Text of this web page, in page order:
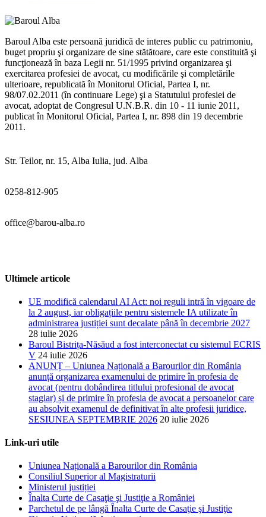
Baroul Alba este persoană juridică de interes public cu patrimoniu,
buget propriu şi organizare de sine stătătoare, care este constituită şi
funcţionează în baza Legii nr. 51/1995 privind organizarea şi
exercitarea profesiei de avocat, cu modificările şi completările
ulterioare, republicată în Monitorul Oficial, Partea I, nr.
98/07.02.2011 (în continuare Lege) şi a Statutului profesiei de
avocat, adoptat de Congresul U.N.B.R. din 10 - 11 iunie 2011,
publicat în Monitorul Oficial, Partea I, nr. 898 din 19 decembrie
2011.
Str. Teilor, nr. 15, Alba Iulia, jud. Alba
0258-812-905
office@barou-alba.ro
Ultimele articole
UE modifică calendarul AI Act: noi reguli intră în vigoare de
la 2 august, iar obligațiile pentru sistemele IA utilizate în
administrarea justiției sunt decalate până în decembrie 2027
28 iulie 2026
Baroul Bistrița-Năsăud a fost interconectat cu sistemul ECRIS
V 24 iulie 2026
ANUNȚ – Uniunea Națională a Barourilor din România
anunță organizarea examenului de primire în profesia de
avocat (pentru dobândirea titlului profesional de avocat
stagiar) și de primire în profesia de avocat a persoanelor care
au absolvit examenul de definitivat în alte profesii juridice,
SESIUNEA SEPTEMBRIE 2026 20 iulie 2026
Link-uri utile
Uniunea Națională a Barourilor din România
Consiliul Superior al Magistraturii
Ministerul justiției
Înalta Curte de Casaţie şi Justiţie a României
Parchetul de pe lângă Înalta Curte de Casaţie şi Justiţie